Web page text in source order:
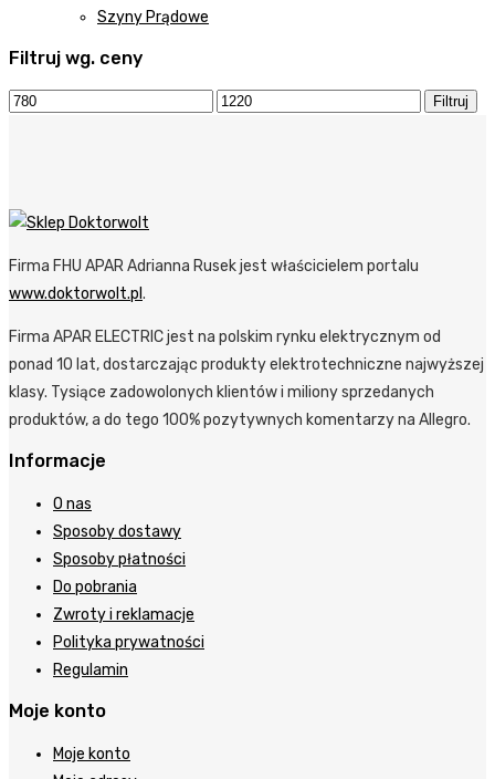
Szyny Prądowe
Filtruj wg. ceny
Filtruj
Firma FHU APAR Adrianna Rusek jest właścicielem portalu
www.doktorwolt.pl .
Firma APAR ELECTRIC jest na polskim rynku elektrycznym od
ponad 10 lat, dostarczając produkty elektrotechniczne najwyższej
klasy. Tysiące zadowolonych klientów i miliony sprzedanych
produktów, a do tego 100% pozytywnych komentarzy na Allegro.
Informacje
O nas
Sposoby dostawy
Sposoby płatności
Do pobrania
Zwroty i reklamacje
Polityka prywatności
Regulamin
Moje konto
Moje konto